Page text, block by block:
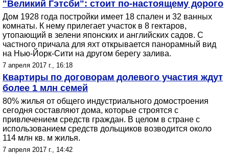
"Великий Гэтсби": стоит по-настоящему дорого
Дом 1928 года постройки имеет 18 спален и 32 ванных
комнаты. К нему прилегает участок в 8 гектаров,
утопающий в зелени японских и английских садов. С
частного причала для яхт открывается панорамный вид
на Нью-Йорк-Сити на другом берегу залива.
7 апреля 2017 г., 16:18
Квартиры по договорам долевого участия ждут
более 1 млн семей
80% жилья от общего индустриального домостроения
сегодня составляют дома, которые строятся с
привлечением средств граждан. В целом в стране с
использованием средств дольщиков возводится около
114 млн кв. м жилья.
7 апреля 2017 г., 14:42